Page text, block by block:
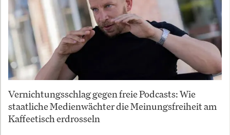
Vernichtungsschlag gegen freie Podcasts: Wie
staatliche Medienwächter die Meinungsfreiheit am
Kaffeetisch erdrosseln